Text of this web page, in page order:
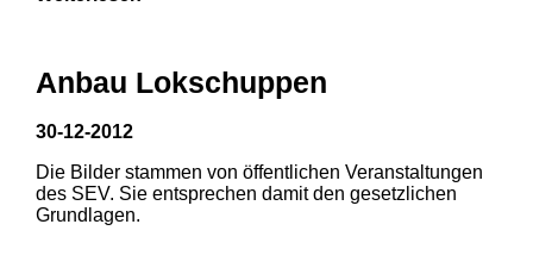
Anbau Lokschuppen
30-12-2012
Die Bilder stammen von öffentlichen Veranstaltungen
des SEV. Sie entsprechen damit den gesetzlichen
Grundlagen.